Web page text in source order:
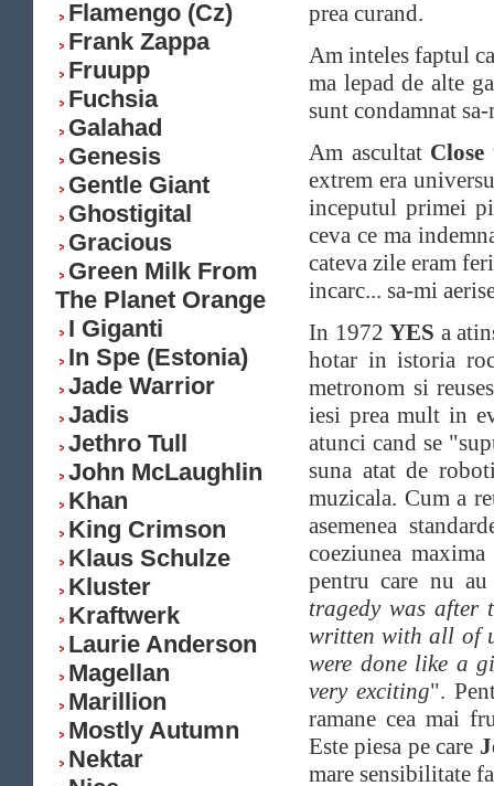
Flamengo (Cz)
Frank Zappa
Fruupp
Fuchsia
Galahad
Genesis
Gentle Giant
Ghostigital
Gracious
Green Milk From
The Planet Orange
I Giganti
In Spe (Estonia)
Jade Warrior
Jadis
Jethro Tull
John McLaughlin
Khan
King Crimson
Klaus Schulze
Kluster
Kraftwerk
Laurie Anderson
Magellan
Marillion
Mostly Autumn
Nektar
prea curand.
Am inteles faptul
ma lepad de alte
sunt condamnat
Am ascultat
extrem era
inceputul primei
ceva ce ma
cateva zile eram
incarc... sa-mi
In 1972YES a
hotar in istoria
metronom si
iesi prea mult in
atunci cand se
suna atat de
muzicala. Cum a
asemenea
coeziunea
pentru care nu au
tragedy was after
written with all of
were done like a
very exciting".
ramane cea mai
Este piesa pe care
mare sensibilitate